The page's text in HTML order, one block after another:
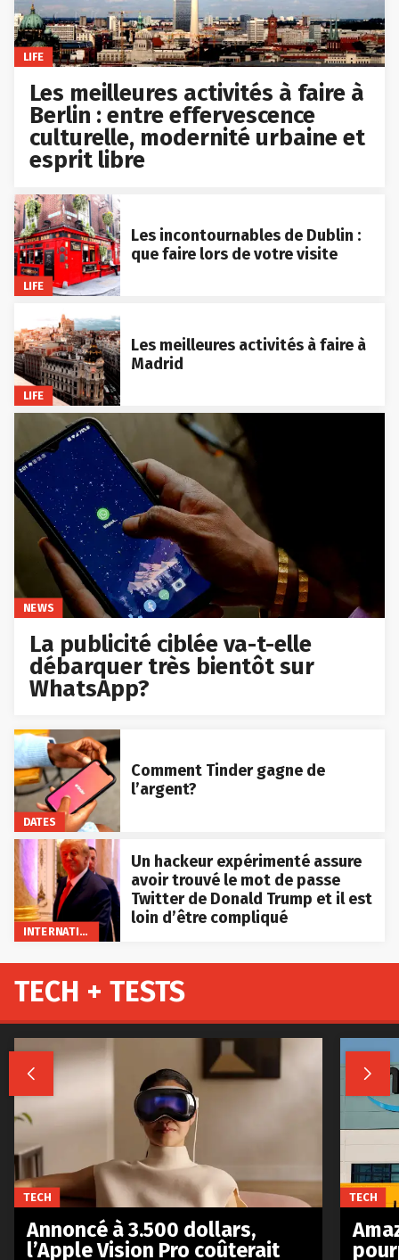
LIFE
Les meilleures activités à faire à
Berlin : entre effervescence
culturelle, modernité urbaine et
esprit libre
LIFE
Les incontournables de Dublin :
que faire lors de votre visite
LIFE
Les meilleures activités à faire à
Madrid
NEWS
La publicité ciblée va-t-elle
débarquer très bientôt sur
WhatsApp?
DATES
Comment Tinder gagne de
l’argent?
INTERNATIONAL
Un hackeur expérimenté assure
avoir trouvé le mot de passe
Twitter de Donald Trump et il est
loin d’être compliqué
TECH + TESTS
 
TECH
Annoncé à 3.500 dollars,
l’Apple Vision Pro coûterait
TECH